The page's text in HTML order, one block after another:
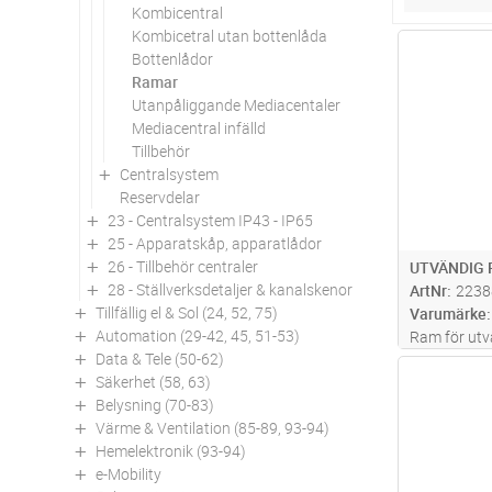
Kombicentral
Kombicetral utan bottenlåda
Bottenlådor
Ramar
Utanpåliggande Mediacentaler
Mediacentral infälld
Tillbehör
Centralsystem
Reservdelar
23 - Centralsystem IP43 - IP65
25 - Apparatskåp, apparatlådor
26 - Tillbehör centraler
28 - Ställverksdetaljer & kanalskenor
Tillfällig el & Sol (24, 52, 75)
Automation (29-42, 45, 51-53)
Data & Tele (50-62)
Säkerhet (58, 63)
Belysning (70-83)
Värme & Ventilation (85-89, 93-94)
Hemelektronik (93-94)
e-Mobility
UTVÄNDIG
ArtNr
Varumärke
Ram för
bestånede
med
utgående